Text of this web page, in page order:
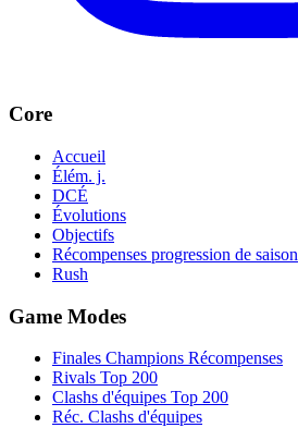
Core
Accueil
Élém. j.
DCÉ
Évolutions
Objectifs
Récompenses progression de saison
Rush
Game Modes
Finales Champions Récompenses
Rivals Top 200
Clashs d'équipes Top 200
Réc. Clashs d'équipes